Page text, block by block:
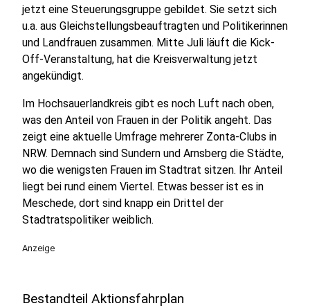
jetzt eine Steuerungsgruppe gebildet. Sie setzt sich
u.a. aus Gleichstellungsbeauftragten und Politikerinnen
und Landfrauen zusammen. Mitte Juli läuft die Kick-
Off-Veranstaltung, hat die Kreisverwaltung jetzt
angekündigt.
Im Hochsauerlandkreis gibt es noch Luft nach oben,
was den Anteil von Frauen in der Politik angeht. Das
zeigt eine aktuelle Umfrage mehrerer Zonta-Clubs in
NRW. Demnach sind Sundern und Arnsberg die Städte,
wo die wenigsten Frauen im Stadtrat sitzen. Ihr Anteil
liegt bei rund einem Viertel. Etwas besser ist es in
Meschede, dort sind knapp ein Drittel der
Stadtratspolitiker weiblich.
Anzeige
Bestandteil Aktionsfahrplan